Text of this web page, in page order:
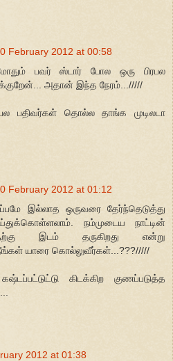
February 2012 at 00:58
பவர் ஸ்டார் போல ஒரு பிரபல
அதான் இந்த நேரம்.../////
பதிவர்கள் தொல்ல தாங்க முடிலடா
February 2012 at 01:12
இல்லாத ஒருவரை தேர்ந்தெடுத்து
நம்முடைய நாட்டின்
இடம் தருகிறது என்று
யாரை கொல்லுவீர்கள்...???/////
கிடக்கிற குணப்படுத்த
2012 at 01:38